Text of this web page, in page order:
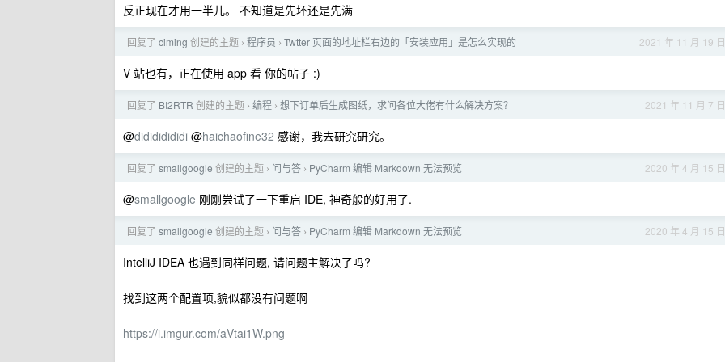
反正现在才用一半儿。 不知道是先坏还是先满
2021 年 11 月 19 日
回复了 ciming 创建的主题 › 程序员 › Twtter 页面的地址栏右边的「安装应用」是怎么实现的
V 站也有，正在使用 app 看 你的帖子 :)
2021 年 11 月 7 日
回复了 BI2RTR 创建的主题 › 编程 › 想下订单后生成图纸，求问各位大佬有什么解决方案？
@didididididi @haichaofine32 感谢，我去研究研究。
2020 年 4 月 15 日
回复了 smallgoogle 创建的主题 › 问与答 › PyCharm 编辑 Markdown 无法预览
@smallgoogle 刚刚尝试了一下重启 IDE, 神奇般的好用了.
2020 年 4 月 15 日
回复了 smallgoogle 创建的主题 › 问与答 › PyCharm 编辑 Markdown 无法预览
IntelliJ IDEA 也遇到同样问题, 请问题主解决了吗?
找到这两个配置项,貌似都没有问题啊
https://i.imgur.com/aVtai1W.png